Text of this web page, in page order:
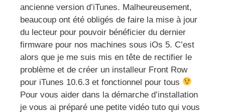
ancienne version d’iTunes. Malheureusement,
beaucoup ont été obligés de faire la mise à jour
du lecteur pour pouvoir bénéficier du dernier
firmware pour nos machines sous iOs 5. C’est
alors que je me suis mis en tête de rectifier le
problème et de créer un installeur Front Row
pour iTunes 10.6.3 et fonctionnel pour tous
Pour vous aider dans la démarche d’installation
je vous ai préparé une petite vidéo tuto qui vous